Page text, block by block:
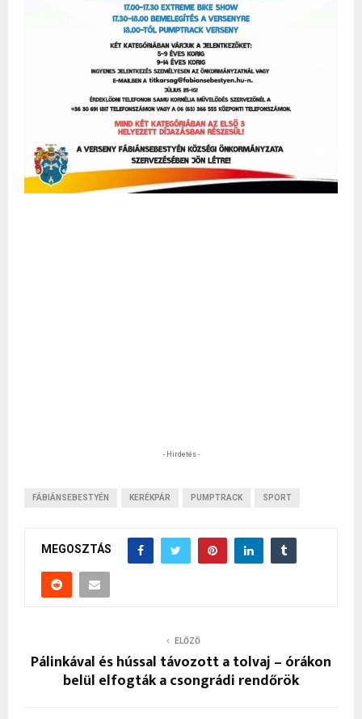
- Hirdetés -
FÁBIÁNSEBESTYÉN KERÉKPÁR PUMPTRACK SPORT
MEGOSZTÁS
ELŐZŐ
Pálinkával és hússal távozott a tolvaj – órákon
belül elfogták a csongrádi rendőrök